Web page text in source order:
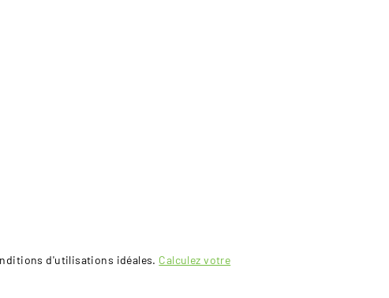
d'utilisations idéales. Calculez votre